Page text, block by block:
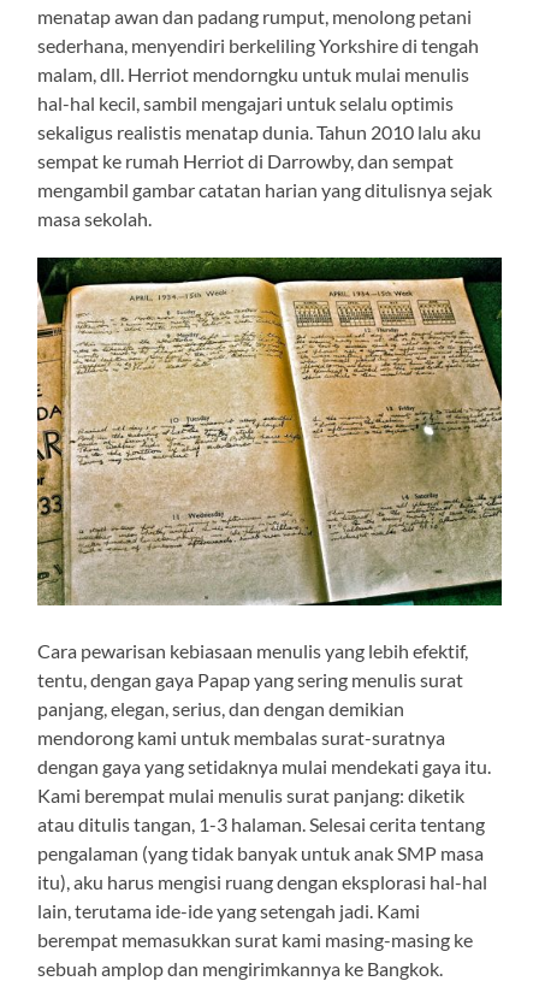
menatap awan dan padang rumput, menolong petani
sederhana, menyendiri berkeliling Yorkshire di tengah
malam, dll. Herriot mendorngku untuk mulai menulis
hal-hal kecil, sambil mengajari untuk selalu optimis
sekaligus realistis menatap dunia. Tahun 2010 lalu aku
sempat ke rumah Herriot di Darrowby, dan sempat
mengambil gambar catatan harian yang ditulisnya sejak
masa sekolah.
Cara pewarisan kebiasaan menulis yang lebih efektif,
tentu, dengan gaya Papap yang sering menulis surat
panjang, elegan, serius, dan dengan demikian
mendorong kami untuk membalas surat-suratnya
dengan gaya yang setidaknya mulai mendekati gaya itu.
Kami berempat mulai menulis surat panjang: diketik
atau ditulis tangan, 1-3 halaman. Selesai cerita tentang
pengalaman (yang tidak banyak untuk anak SMP masa
itu), aku harus mengisi ruang dengan eksplorasi hal-hal
lain, terutama ide-ide yang setengah jadi. Kami
berempat memasukkan surat kami masing-masing ke
sebuah amplop dan mengirimkannya ke Bangkok.